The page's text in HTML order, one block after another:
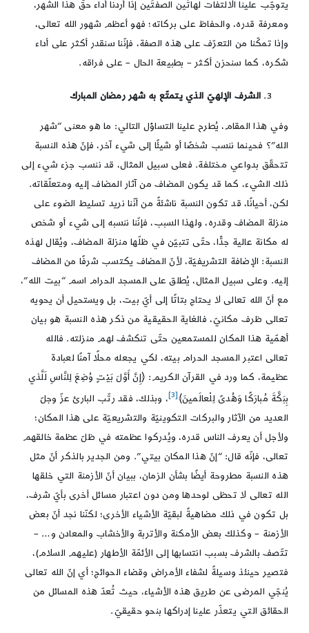
يتوجّب علينا الالتفات لهاتَين الصفتَين إذا أردنا أداء حقّ هذا الشهر،
ومعرفة قدره، والحفاظ على بركاته؛ فهو أعظم شهور الله تعالى،
وإذا تمكّنا من التعرّف على هذه الصفة، فإنّنا سنقدر أكثر على أداء
شكره، كما سنحزن أكثر – بطبيعة الحال – على فراقه.
الشرف الإلهيّ الذي يتمتّع به شهر رمضان المبارك
وفي هذا المقام، يُطرح علينا التساؤل التالي: ما هو معنى “شهر
الله”؟ فحينما ننسب شخصًا أو شيئًا إلى شيء آخر، فإنّ هذه النسبة
تتحقّق بدواعي مختلفة. فعلى سبيل المثال، قد ننسب جزء شيء إلى
ذلك الشيء، كما قد يكون المضاف من آثار المضاف إليه ومتعلّقاته.
لكن، أحيانًا، قد تكون النسبة ناشئةً من أنّنا نريد تسليط الضوء على
منزلة المضاف وقدره، ولهذا السبب، فإنّنا ننسبه إلى شيء أو شخص
له مكانة عالية جدًّا، حتّى تتبيّن في ظلّها منزلة المضاف، ويُقال لهذه
النسبة: الإضافة التشريفيّة، لأنّ المضاف يكتسب شرفًا من المضاف
إليه. وعلى سبيل المثال، يُطلق على المسجد الحرام اسم “بيت الله”،
مع أنّ الله تعالى لا يحتاج بتاتًا إلى أيّ بيت، بل ويستحيل أن يحويه
تعالى ظرف مكانيّ، فالغاية الحقيقية من ذكر هذه النسبة هو بيان
أهمّية هذا المكان للمستمعين حتّى تنكشف لهم منزلته. فالله
تعالى اعتبر المسجد الحرام بيته، لكي يجعله محلًا آمنًا لعبادة
عظيمة، كما ورد في القرآن الكريم: ﴿إِنَّ أَوَّلَ بَيْتٍ‏ وُضِعَ لِلنَّاسِ لَلَّذي
بِبَكَّةَ مُبارَكًا وَهُدىً لِلْعالَمينَ‏﴾[3]
، وبذلك، فقد رتّب البارئ عزّ وجلّ
العديد من الآثار والبركات التكوينيّة والتشريعيّة على هذا المكان؛
ولأجل أن يعرف الناس قدره، ويُدركوا عظمته في ظلّ عظمة خالقهم
تعالى، فإنّه قال: “إنّ هذا المكان بيتي”. ومن الجدير بالذكر أنّ مثل
هذه النسبة مطروحة أيضًا بشأن الزمان، ببيان أنّ الأزمنة التي خلقها
الله تعالى لا تحظى لوحدها ومن دون اعتبار مسائل أخرى بأيّ شرف،
بل تكون في ذلك مضاهيةً لبقيّة الأشياء الأخرى؛ لكنّنا نجد أنّ بعض
الأزمنة – وكذلك بعض الأمكنة والأتربة والأخشاب والمعادن و… –
تتّصف بالشرف بسبب انتسابها إلى الأئمّة الأطهار (عليهم السلام)،
فتصير حينئذ وسيلةً لشفاء الأمراض وقضاء الحوائج؛ أي إنّ الله تعالى
يُنجّي المرضى عن طريق هذه الأشياء، حيث تُعدّ هذه المسائل من
الحقائق التي يتعذّر علينا إدراكها بنحو حقيقيّ.